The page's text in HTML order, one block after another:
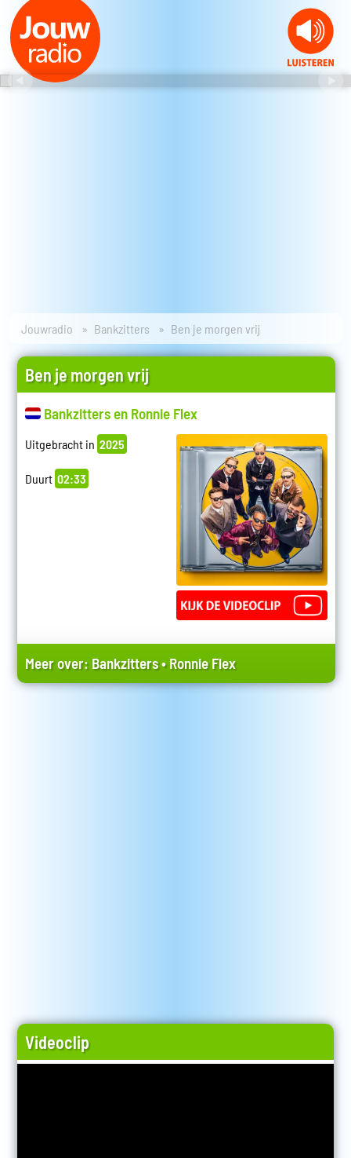
Jouwradio Bankzitters Ben je morgen vrij
Ben je morgen vrij
Bankzitters en Ronnie Flex
Uitgebracht in 2025
Duurt 02:33
Meer over: Bankzitters•Ronnie Flex
Videoclip